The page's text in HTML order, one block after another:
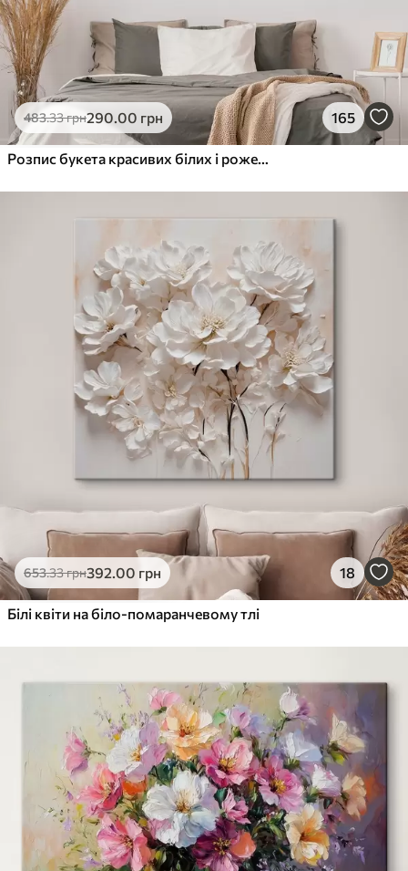
483.33грн290.00 грн 165
Розпис букета красивих білих і рожевих півоній у скляній вазі на дерев'яному столі
653.33грн392.00 грн 18
Білі квіти на біло-помаранчевому тлі